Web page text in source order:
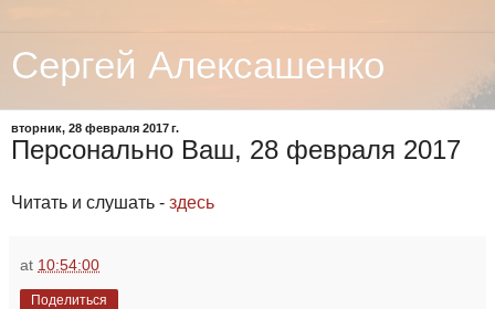
Сергей Алексашенко
вторник, 28 февраля 2017 г.
Персонально Ваш, 28 февраля 2017
Читать и слушать - здесь
at 10:54:00
Поделиться